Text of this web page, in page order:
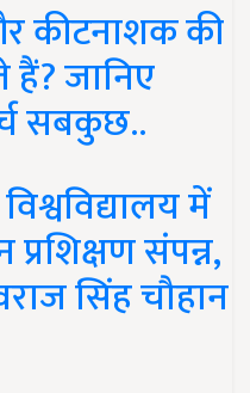
कीटनाशक की
जानिए
सबकुछ..
में
संपन्न,
सिंह चौहान